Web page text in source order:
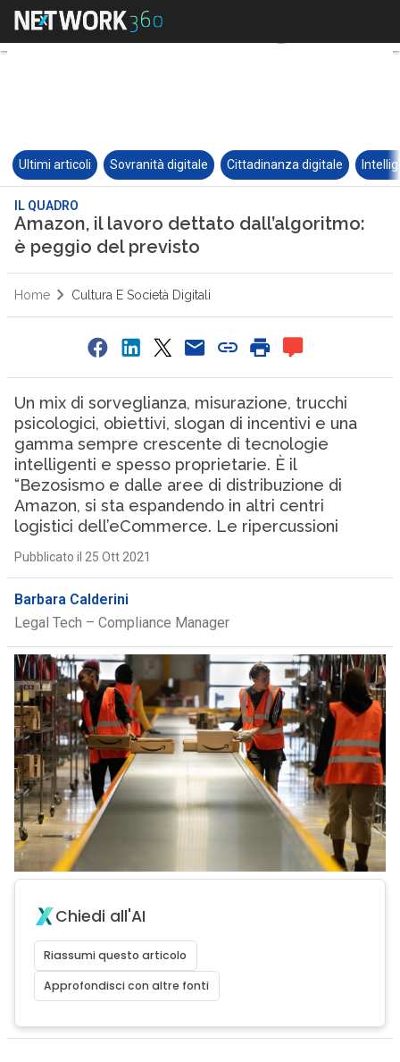
Ultimi articoli Sovranità digitale Cittadinanza digitale
IL QUADRO
Amazon, il lavoro dettato dall’algoritmo:
è peggio del previsto
Home Cultura E Società Digitali
Un mix di sorveglianza, misurazione, trucchi
psicologici, obiettivi, slogan di incentivi e una
gamma sempre crescente di tecnologie
intelligenti e spesso proprietarie. È il
“Bezosismo e dalle aree di distribuzione di
Amazon, si sta espandendo in altri centri
logistici dell’eCommerce. Le ripercussioni
Pubblicato il 25 Ott 2021
Barbara Calderini
Legal Tech – Compliance Manager
Chiedi all'AI
Riassumi questo articolo
Approfondisci con altre fonti